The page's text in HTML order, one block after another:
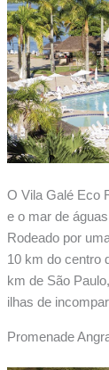
O Vila Galé Eco
e o mar de
Rodeado por
10 km do centro
km de São
ilhas de
Promenade